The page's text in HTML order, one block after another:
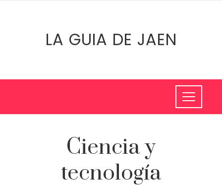
LA GUIA DE JAEN
Ciencia y
tecnología